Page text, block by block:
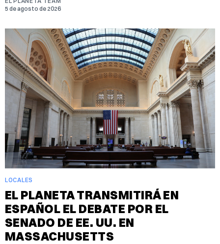
5 de agosto de 2026
LOCALES
EL PLANETA TRANSMITIRÁ EN
ESPAÑOL EL DEBATE POR EL
SENADO DE EE. UU. EN
MASSACHUSETTS